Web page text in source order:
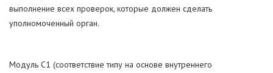
выполнение всех проверок, которые должен сделать
уполномоченный орган.
Модуль C1 (соответствие типу на основе внутреннего